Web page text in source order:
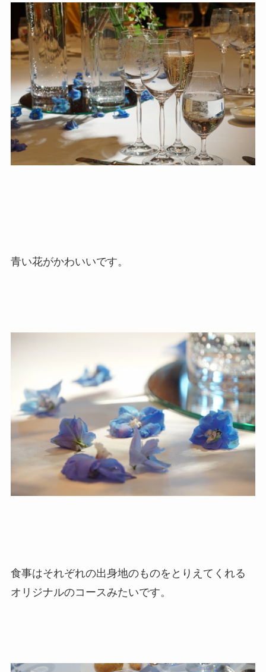
青い花がかわいいです。
食事はそれぞれの出身地のものをとりえてくれる
オリジナルのコースみたいです。